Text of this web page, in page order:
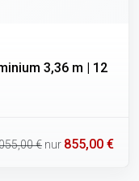
3,36 m | 12
€ nur 855,00 €